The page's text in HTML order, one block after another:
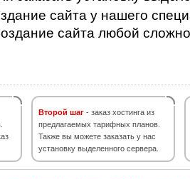
сайта у нашего
сайта любой
Второй шаг - заказ хостинга из
предлагаемых тарифных планов.
Также вы можете заказать у нас
установку выделенного сервера.